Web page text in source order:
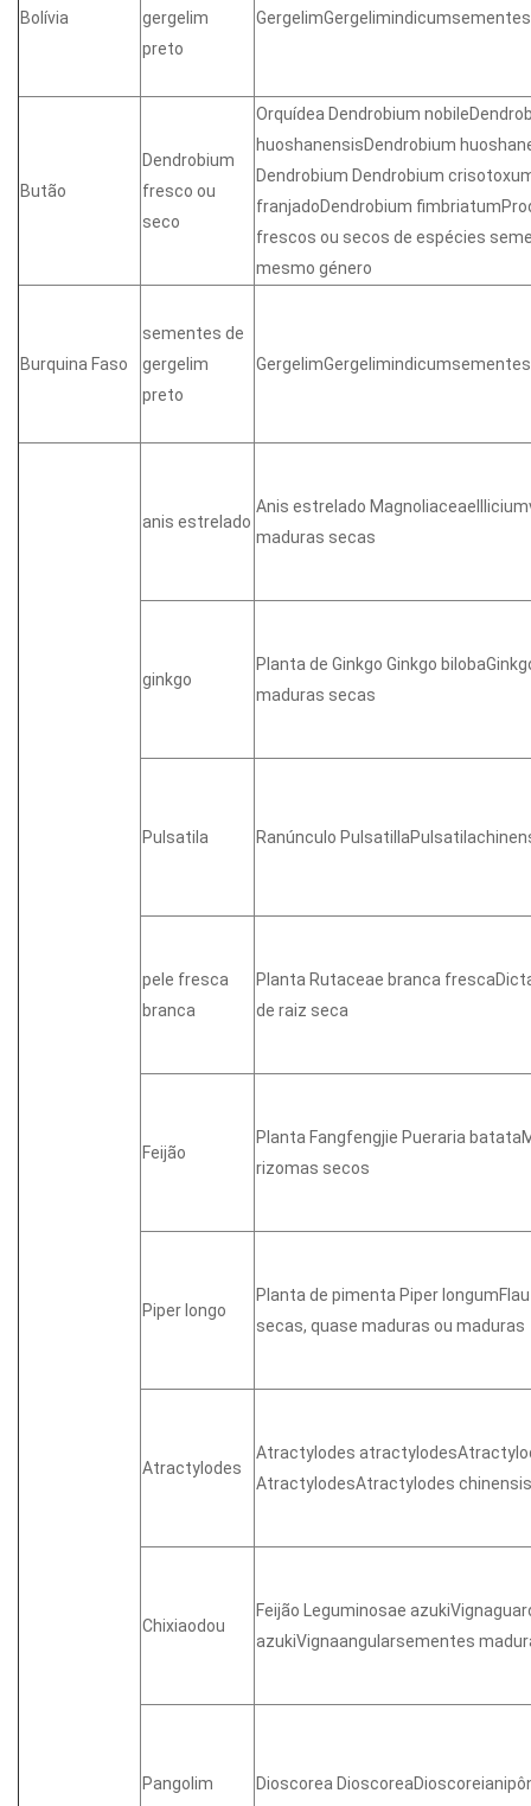
Bolívia
gergelim
preto
Butão
Dendrobium
fresco ou
seco
Orquídea Dendrobium
huoshanensisDendrobium
Dendrobium Dendrobium
franjadoDendrobium
frescos ou secos de espécies
mesmo género
Burquina Faso
sementes de
gergelim
preto
anis estrelado
Anis estrelado
maduras secas
ginkgo
Planta de Ginkgo Ginkgo
maduras secas
Pulsatila Ranúnculo
pele fresca
branca
Planta Rutaceae branca
de raiz seca
Feijão
Planta Fangfengjie Pueraria
rizomas secos
Piper longo
Planta de pimenta Piper
secas, quase maduras ou maduras
Atractylodes
Atractylodes
AtractylodesAtractylodes
Chixiaodou
Feijão Leguminosae
azukiVignaangularsementes
Pangolim Dioscorea